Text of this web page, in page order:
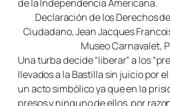
de la Independencia Americana.
Declaración de los Derechos
Ciudadano, Jean Jacques
Museo Carnavalet,
Una turba decide “liberar” a los
llevados a la Bastilla sin juicio por
un acto simbólico ya que en la
presos y ninguno de ellos, por